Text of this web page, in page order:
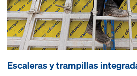
Escaleras y trampillas